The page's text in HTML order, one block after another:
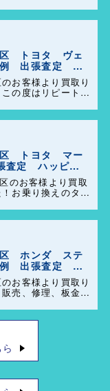
遊びに来てくださ
区 トヨタ ヴェ
出張査定 ハ
お客様より買取り
の度はリピートで
に対応させていた
よろしくお願いし
区 トヨタ マー
定 ハッピー
のお客様より買取
お乗り換えのタイ
うございます。今
くお願いします＼
区 ホンダ ステ
出張査定 ハ
お客様より買取り
売、修理、板金、
軽にご相談して下